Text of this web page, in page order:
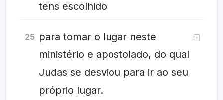
tens escolhido
25 para tomar o lugar neste
ministério e apostolado, do qual
Judas se desviou para ir ao seu
próprio lugar.